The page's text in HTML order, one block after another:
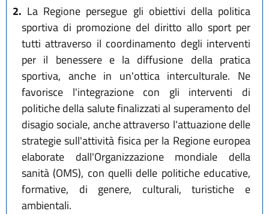
2. La Regione persegue gli obiettivi della politica
sportiva di promozione del diritto allo sport per
tutti attraverso il coordinamento degli interventi
per il benessere e la diffusione della pratica
sportiva, anche in un'ottica interculturale. Ne
favorisce l'integrazione con gli interventi di
politiche della salute finalizzati al superamento del
disagio sociale, anche attraverso l'attuazione delle
strategie sull'attività fisica per la Regione europea
elaborate dall'Organizzazione mondiale della
sanità (OMS), con quelli delle politiche educative,
formative, di genere, culturali, turistiche e
ambientali.